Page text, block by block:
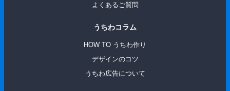
よくあるご質問
うちわコラム
HOW TO うちわ作り
デザインのコツ
うちわ広告について